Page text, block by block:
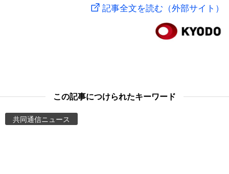
記事全文を読む（外部サイト）
この記事につけられたキーワード
共同通信ニュース